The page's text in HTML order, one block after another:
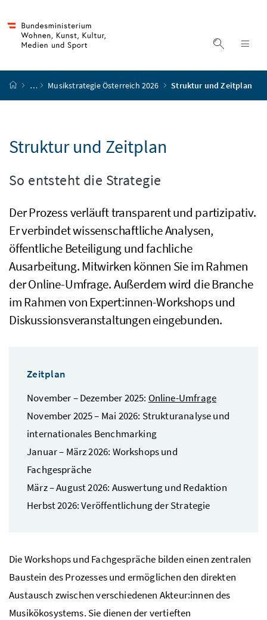
Suche
Startseite
… Musikstrategie Österreich 2026 Struktur und Zeitplan
Struktur und Zeitplan
So entsteht die Strategie
Der Prozess verläuft transparent und partizipativ.
Er verbindet wissenschaftliche Analysen,
öffentliche Beteiligung und fachliche
Ausarbeitung. Mitwirken können Sie im Rahmen
der Online-Umfrage. Außerdem wird die Branche
im Rahmen von Expert:innen-Workshops und
Diskussionsveranstaltungen eingebunden.
Zeitplan
November – Dezember 2025: Online-Umfrage
November 2025 – Mai 2026: Strukturanalyse und
internationales Benchmarking
Januar – März 2026: Workshops und
Fachgespräche
März – August 2026: Auswertung und Redaktion
Herbst 2026: Veröffentlichung der Strategie
Die Workshops und Fachgespräche bilden einen zentralen
Baustein des Prozesses und ermöglichen den direkten
Austausch zwischen verschiedenen Akteur:innen des
Musikökosystems. Sie dienen der vertieften